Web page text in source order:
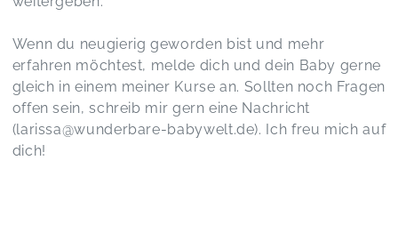
Wenn du neugierig geworden bist und mehr
erfahren möchtest, melde dich und dein Baby gerne
gleich in einem meiner Kurse an. Sollten noch Fragen
offen sein, schreib mir gern eine Nachricht
(larissa@wunderbare-babywelt.de). Ich freu mich auf
dich!